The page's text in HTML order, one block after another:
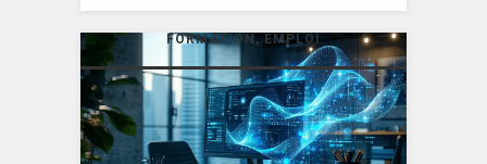
FORMATION, EMPLOI